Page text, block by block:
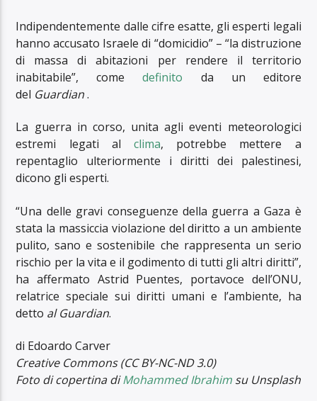
Indipendentemente dalle cifre esatte, gli esperti legali
hanno accusato Israele di “domicidio” – “la distruzione
di massa di abitazioni per rendere il territorio
inabitabile”, comedefinito da un editore
del Guardian.
La guerra in corso, unita agli eventi meteorologici
estremi legati al clima, potrebbe mettere a
repentaglio ulteriormente i diritti dei palestinesi,
dicono gli esperti.
“Una delle gravi conseguenze della guerra a Gaza è
stata la massiccia violazione del diritto a un ambiente
pulito, sano e sostenibile che rappresenta un serio
rischio per la vita e il godimento di tutti gli altri diritti”,
ha affermato Astrid Puentes, portavoce dell’ONU,
relatrice speciale sui diritti umani e l’ambiente, ha
detto al Guardian.
di Edoardo Carver
Creative Commons (CC BY-NC-ND 3.0)
Foto di copertina diMohammed Ibrahim su Unsplash